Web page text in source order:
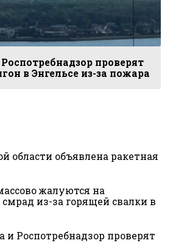
проверят
в Энгельсе из-за пожара
области объявлена ракетная
жалуются на
из-за горящей свалки в
и Роспотребнадзор проверят